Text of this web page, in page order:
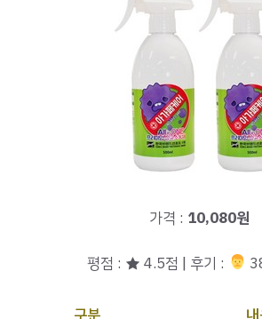
가격 : 10,080원
평점 : ★ 4.5점 | 후기 :